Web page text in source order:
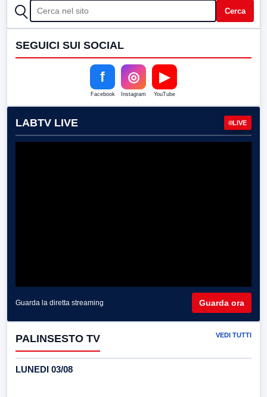
CERCA Cerca
SEGUICI SUI SOCIAL
f
Facebook
◎
Instagram
▶
YouTube
LABTV LIVE LIVE
Guarda la diretta streaming Guarda ora
PALINSESTO TV VEDI TUTTI
LUNEDI 03/08